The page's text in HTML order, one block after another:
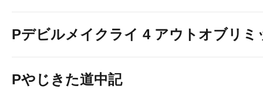
Pデビルメイクライ 4 アウトオブリミ
Pやじきた道中記